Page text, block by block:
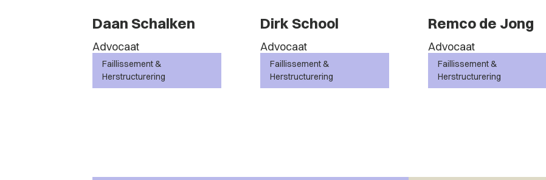
Daan Schalken
Advocaat
Faillissement &
Herstructurering
Dirk School
Advocaat
Faillissement &
Herstructurering
Remco de Jong
Advocaat
Faillissement &
Herstructurering